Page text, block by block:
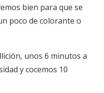
bien para que se
poco de colorante o
unos 6 minutos a
y cocemos 10